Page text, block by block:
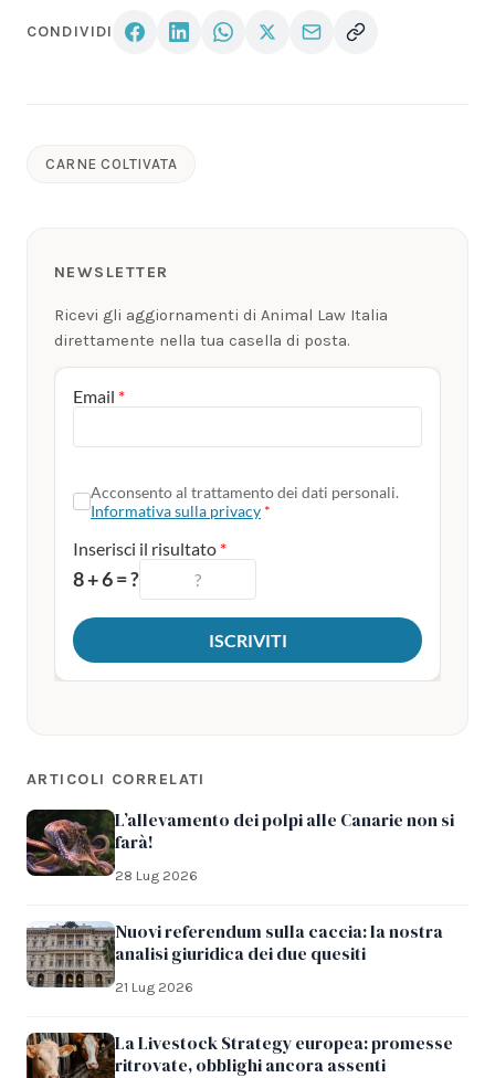
CONDIVIDI
CARNE COLTIVATA
NEWSLETTER
Ricevi gli aggiornamenti di Animal Law Italia
direttamente nella tua casella di posta.
ARTICOLI CORRELATI
L’allevamento dei polpi alle Canarie non si
farà!
28 Lug 2026
Nuovi referendum sulla caccia: la nostra
analisi giuridica dei due quesiti
21 Lug 2026
La Livestock Strategy europea: promesse
ritrovate, obblighi ancora assenti